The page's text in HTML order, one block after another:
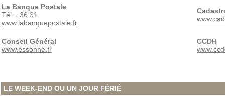
La Banque Postale
Tél. : 36 31
www.labanquepostale.fr
Conseil Général
www.essonne.fr
CCDH
LE WEEK-END OU UN JOUR FÉRIÉ